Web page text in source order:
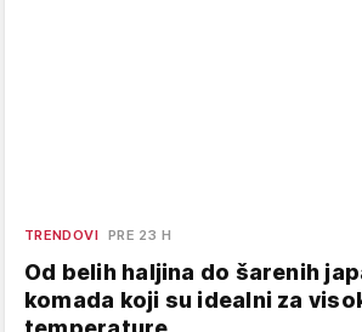
TRENDOVI PRE 23 H
Od belih haljina do šarenih
komada koji su idealni za